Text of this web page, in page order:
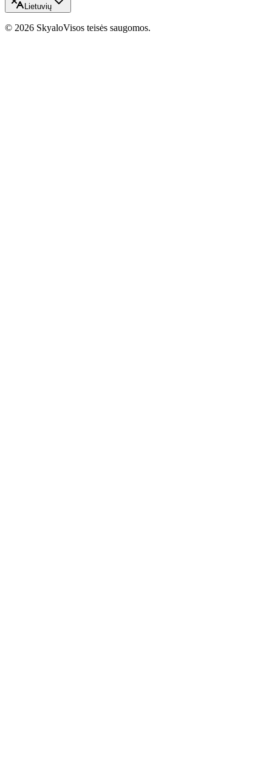
Lietuvių
© 2026 SkyaloVisos teisės saugomos.